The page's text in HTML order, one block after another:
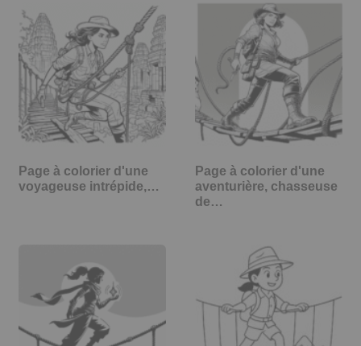
Page à colorier d'une
voyageuse intrépide,…
Page à colorier d'une
aventurière, chasseuse
de…